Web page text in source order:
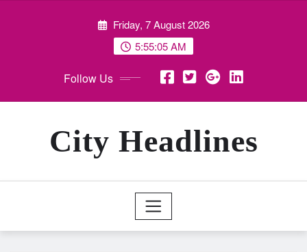
Friday, 7 August 2026
5:55:06 AM
Follow Us
City Headlines